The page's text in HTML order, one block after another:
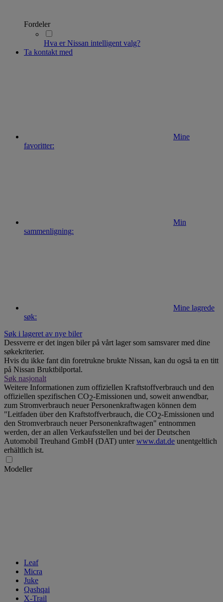
Fordeler
Hva er Nissan intelligent valg?
Ta kontakt med
Mine
favoritter:
Min
sammenligning:
Mine lagrede
søk:
Søk i lageret av nye biler
Dessverre er det ingen biler på vårt lager som samsvarer med dine
søkekriterier.
Hvis du ikke fant din foretrukne brukte Nissan, kan du også ta en titt
på Nissan Bruktbilportal.
Søk nasjonalt
Weitere Informationen zum offiziellen Kraftstoffverbrauch und den
offiziellen spezifischen CO2-Emissionen und, soweit anwendbar,
zum Stromverbrauch neuer Personenkraftwagen können dem
"Leitfaden über den Kraftstoffverbrauch, die CO2-Emissionen und
den Stromverbrauch neuer Personenkraftwagen" entnommen
werden, der an allen Verkaufsstellen und bei der Deutschen
Automobil Treuhand GmbH (DAT) unterwww.dat.de unentgeltlich
erhältlich ist.
Modeller
Leaf
Micra
Juke
Qashqai
X-Trail